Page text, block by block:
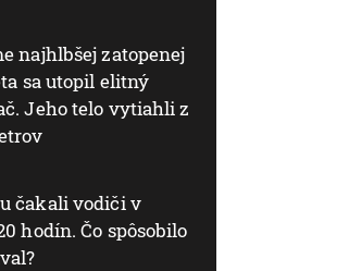
najhlbšej zatopenej
sa utopil elitný
Jeho telo vytiahli z
čakali vodiči v
hodín. Čo spôsobilo